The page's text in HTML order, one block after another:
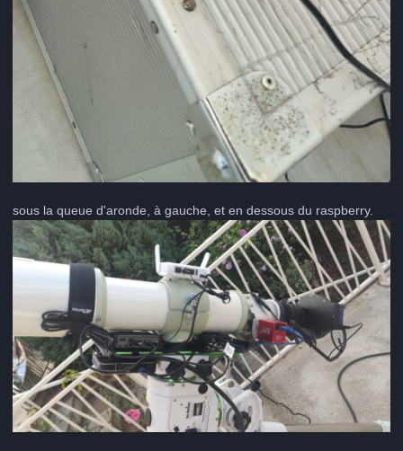
sous la queue d'aronde, à gauche, et en dessous du raspberry.